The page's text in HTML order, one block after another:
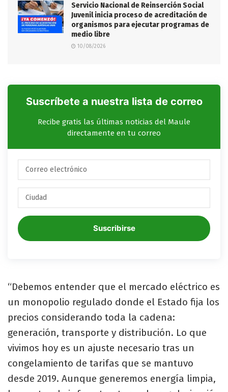
Servicio Nacional de Reinserción Social
Juvenil inicia proceso de acreditación de
organismos para ejecutar programas de
medio libre
10/08/2026
Suscríbete a nuestra lista de correo
Recibe gratis las últimas noticias del Maule
directamente en tu correo
Suscribirse
“Debemos entender que el mercado eléctrico es
un monopolio regulado donde el Estado fija los
precios considerando toda la cadena:
generación, transporte y distribución. Lo que
vivimos hoy es un ajuste necesario tras un
congelamiento de tarifas que se mantuvo
desde 2019. Aunque generemos energía limpia,